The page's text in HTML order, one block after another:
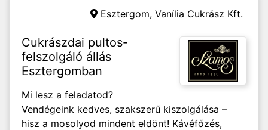
Esztergom, Vanília Cukrász Kft.
Cukrászdai pultos-
felszolgáló állás
Esztergomban
Mi lesz a feladatod?
Vendégeink kedves, szakszerű kiszolgálása –
hisz a mosolyod mindent eldönt! Kávéfőzés,